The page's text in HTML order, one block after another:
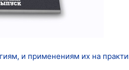
и применениям их на